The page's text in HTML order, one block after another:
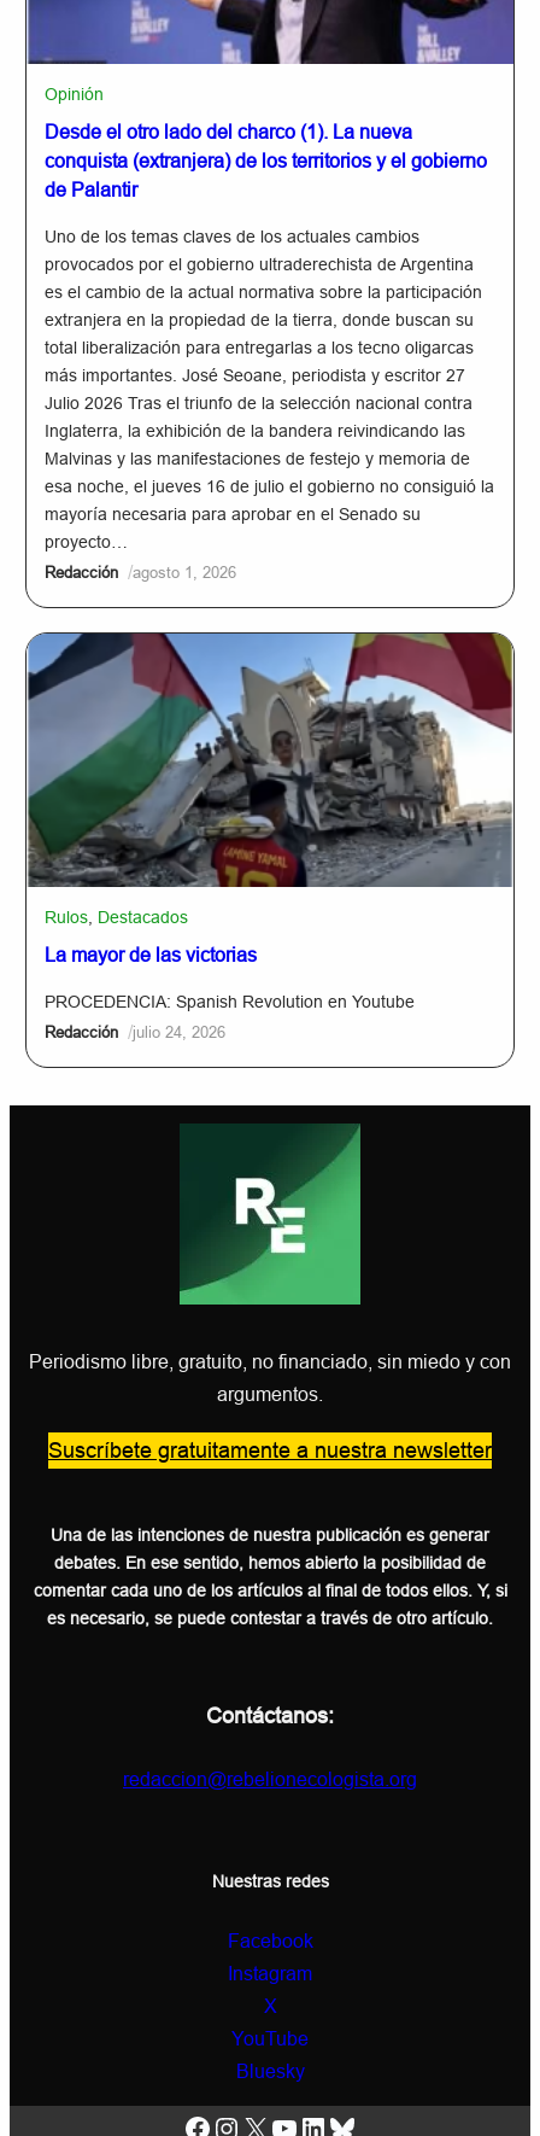
Opinión
Desde el otro lado del charco (1). La nueva
conquista (extranjera) de los territorios y el gobierno
de Palantir
Uno de los temas claves de los actuales cambios
provocados por el gobierno ultraderechista de Argentina
es el cambio de la actual normativa sobre la participación
extranjera en la propiedad de la tierra, donde buscan su
total liberalización para entregarlas a los tecno oligarcas
más importantes. José Seoane, periodista y escritor 27
Julio 2026 Tras el triunfo de la selección nacional contra
Inglaterra, la exhibición de la bandera reivindicando las
Malvinas y las manifestaciones de festejo y memoria de
esa noche, el jueves 16 de julio el gobierno no consiguió la
mayoría necesaria para aprobar en el Senado su
proyecto…
Redacción /agosto 1, 2026
Rulos, Destacados
La mayor de las victorias
PROCEDENCIA: Spanish Revolution en Youtube
Redacción /julio 24, 2026
Periodismo libre, gratuito, no financiado, sin miedo y con
argumentos.
Suscríbete gratuitamente a nuestra newsletter
Una de las intenciones de nuestra publicación es generar
debates. En ese sentido, hemos abierto la posibilidad de
comentar cada uno de los artículos al final de todos ellos. Y, si
es necesario, se puede contestar a través de otro artículo.
Contáctanos:
redaccion@rebelionecologista.org
Nuestras redes
Facebook
Instagram
X
YouTube
Bluesky
Facebook
Instagram
X YouTube
LinkedIn
Bluesky